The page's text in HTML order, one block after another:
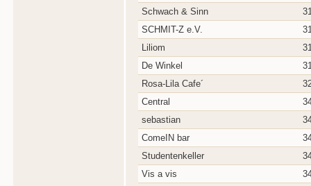
Schwach & Sinn
SCHMIT-Z e.V.
Liliom
De Winkel
Rosa-Lila Cafe´
Central
sebastian
ComeIN bar
Studentenkeller
Vis a vis